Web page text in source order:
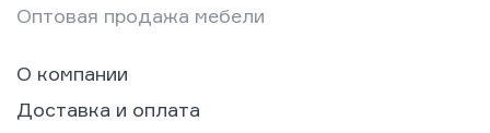
Оптовая продажа мебели
О компании
Доставка и оплата